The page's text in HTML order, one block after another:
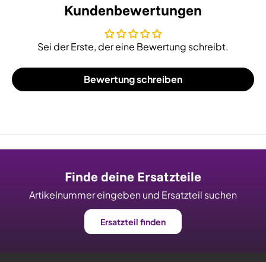
Kundenbewertungen
Sei der Erste, der eine Bewertung schreibt.
Bewertung schreiben
Finde deine Ersatzteile
Artikelnummer eingeben und Ersatzteil suchen
Ersatzteil finden